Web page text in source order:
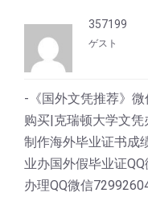
357199
ゲスト
-《国外文凭推荐》
购买|克瑞顿大学文
制作海外毕业证书成
业办国外假毕业证
办理QQ微信